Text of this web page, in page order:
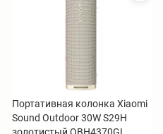
Портативная колонка Xiaomi
Sound Outdoor 30W S29H